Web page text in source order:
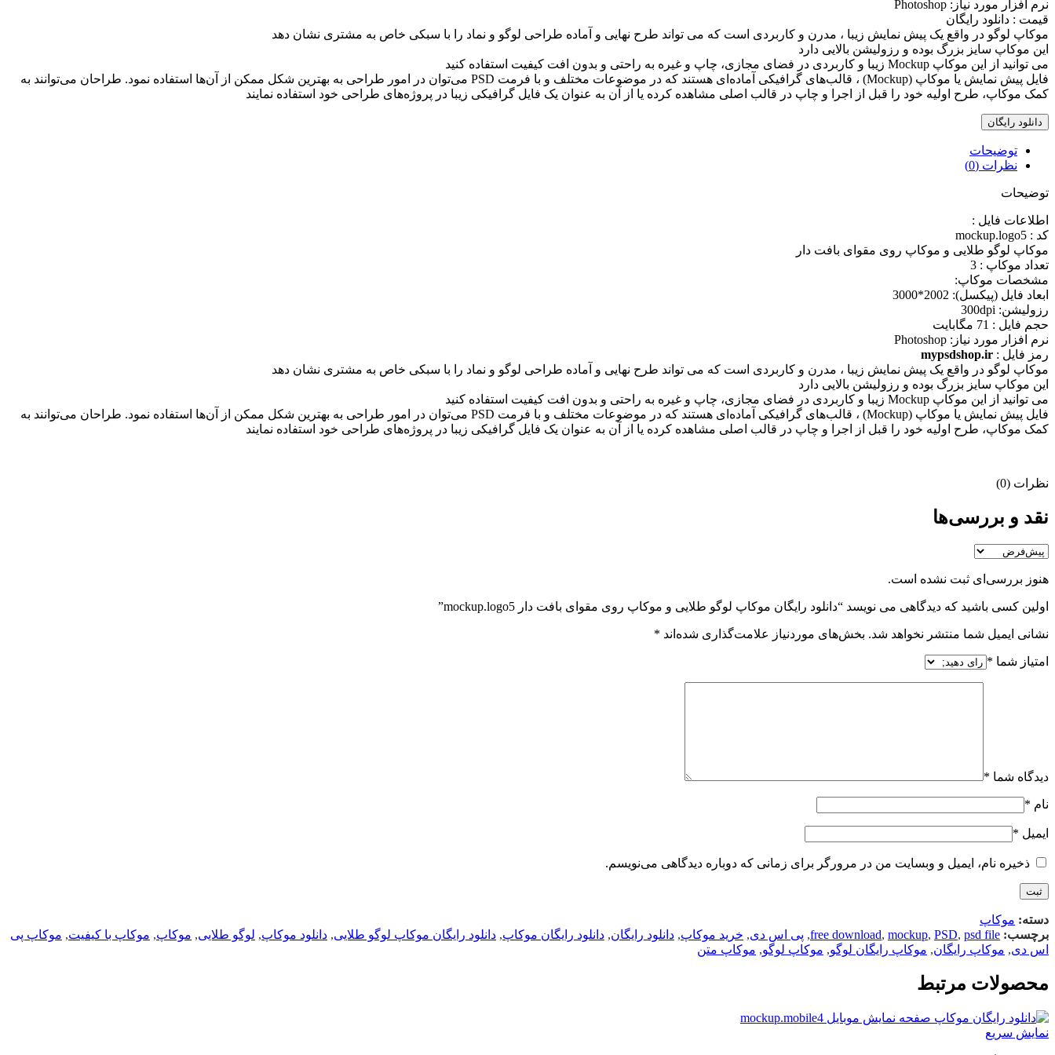
نرم افزار مورد نياز: Photoshop
قيمت : دانلود رایگان
موکاپ لوگو در واقع يک پيش نمايش زيبا ، مدرن و کاربردی است که می تواند طرح نهايی و آماده طراحی لوگو و نماد را با سبکی خاص به مشتری نشان دهد
اين موکاپ سايز بزرگ بوده و رزوليشن بالايی دارد
می توانيد از اين موکاپ Mockup زيبا و کاربردی در فضای مجازی، چاپ و غيره به راحتی و بدون افت کيفيت استفاده کنيد
فایل پیش نمایش یا موکاپ (Mockup) ، قالب‌های گرافیکی آماده‌ای هستند که در موضوعات مختلف و با فرمت PSD می‌توان در امور طراحی به بهترین شکل ممکن از آن‌ها استفاده نمود. طراحان می‌توانند به
کمک موکاپ، طرح اولیه خود را قبل از اجرا و چاپ در قالب اصلی مشاهده کرده یا از آن به عنوان یک فایل گرافیکی زیبا در پروژه‌های طراحی خود استفاده نمایند
دانلود رایگان
توضیحات
نظرات (0)
توضیحات
اطلاعات فايل :
کد : mockup.logo5
موکاپ لوگو طلایی و موکاپ روی مقوای بافت دار
تعداد موکاپ : 3
مشخصات موکاپ:
ابعاد فايل (پيکسل): 2002*3000
رزوليشن: 300dpi
حجم فایل : 71 مگابایت
نرم افزار مورد نياز: Photoshop
رمز فایل : mypsdshop.ir
موکاپ لوگو در واقع يک پيش نمايش زيبا ، مدرن و کاربردی است که می تواند طرح نهايی و آماده طراحی لوگو و نماد را با سبکی خاص به مشتری نشان دهد
اين موکاپ سايز بزرگ بوده و رزوليشن بالايی دارد
می توانيد از اين موکاپ Mockup زيبا و کاربردی در فضای مجازی، چاپ و غيره به راحتی و بدون افت کيفيت استفاده کنيد
فایل پیش نمایش یا موکاپ (Mockup) ، قالب‌های گرافیکی آماده‌ای هستند که در موضوعات مختلف و با فرمت PSD می‌توان در امور طراحی به بهترین شکل ممکن از آن‌ها استفاده نمود. طراحان می‌توانند به
کمک موکاپ، طرح اولیه خود را قبل از اجرا و چاپ در قالب اصلی مشاهده کرده یا از آن به عنوان یک فایل گرافیکی زیبا در پروژه‌های طراحی خود استفاده نمایند
نظرات (0)
نقد و بررسی‌ها
هنوز بررسی‌ای ثبت نشده است.
اولین کسی باشید که دیدگاهی می نویسد “دانلود رایگان موکاپ لوگو طلایی و موکاپ روی مقوای بافت دار mockup.logo5”
نشانی ایمیل شما منتشر نخواهد شد. بخش‌های موردنیاز علامت‌گذاری شده‌اند *
امتیاز شما *
دیدگاه شما *
نام *
ایمیل *
ذخیره نام، ایمیل و وبسایت من در مرورگر برای زمانی که دوباره دیدگاهی می‌نویسم.
دسته: موکاپ
برچسب:
free download, mockup, PSD, psd file
, پی اس دی, خرید موکاپ, دانلود رایگان, دانلود رایگان موکاپ, دانلود رایگان موکاپ لوگو طلایی, دانلود موکاپ, لوگو طلایی, موکاپ, موکاپ با کیفیت, موکاپ پی
اس دی, موکاپ رایگان, موکاپ رایگان لوگو, موکاپ لوگو, موکاپ متن
محصولات مرتبط
نمایش سریع